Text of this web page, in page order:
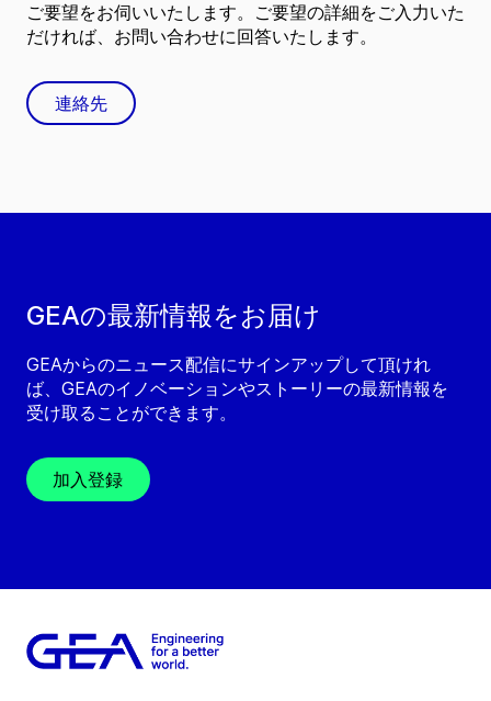
GEAの最新情報をお届け
GEAからのニュース配信にサインアップして頂けれ
ば、GEAのイノベーションやストーリーの最新情報を
受け取ることができます。
加入登録
ご要望をお伺いいたします。ご要望の詳細をご入力いた
だければ、お問い合わせに回答いたします。
連絡先